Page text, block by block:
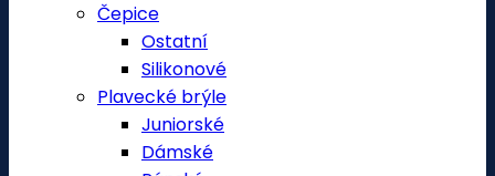
Čepice
Ostatní
Silikonové
Plavecké brýle
Juniorské
Dámské